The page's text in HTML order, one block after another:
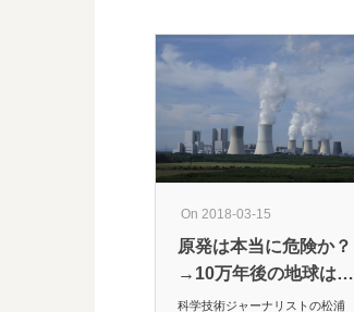
On 2018-03-15
原発は本当に危険か？
→10万年後の地球は…
科学技術ジャーナリストの松浦